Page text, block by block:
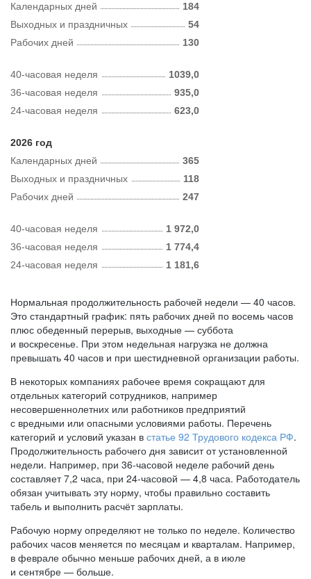
Календарных дней
184
Рабочих дней 130
Выходных и праздничных 54
40-часовая неделя
1039,0
36-часовая неделя
935,0
24-часовая неделя
623,0
2026 год
Календарных дней
365
Рабочих дней 247
Выходных и праздничных 118
40-часовая неделя
1 972,0
36-часовая неделя
1 774,4
24-часовая неделя
1 181,6
Нормальная продолжительность рабочей недели — 40 часов.
Это стандартный график: пять рабочих дней по восемь часов
плюс обеденный перерыв, выходные — суббота
и воскресенье. При этом недельная нагрузка не должна
превышать 40 часов и при шестидневной организации работы.
В некоторых компаниях рабочее время сокращают для
отдельных категорий сотрудников, например
несовершеннолетних или работников предприятий
с вредными или опасными условиями работы. Перечень
категорий и условий указан в статье 92 Трудового кодекса РФ.
Продолжительность рабочего дня зависит от установленной
недели. Например, при 36-часовой неделе рабочий день
составляет 7,2 часа, при 24-часовой — 4,8 часа. Работодатель
обязан учитывать эту норму, чтобы правильно составить
табель и выполнить расчёт зарплаты.
Рабочую норму определяют не только по неделе. Количество
рабочих часов меняется по месяцам и кварталам. Например,
в феврале обычно меньше рабочих дней, а в июле
и сентябре — больше.